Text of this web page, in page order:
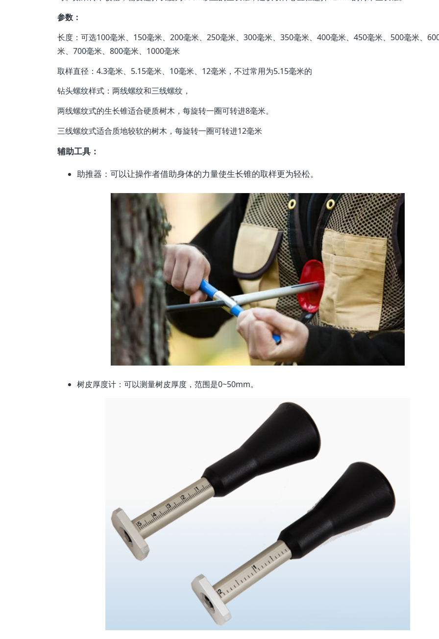
参数：
长度：可选100毫米、150毫米、200毫米、250毫米、300毫米、350毫米、400毫米、450毫米、500毫米、
米、700毫米、800毫米、1000毫米
取样直径：4.3毫米、5.15毫米、10毫米、12毫米，不过常用为5.15毫米的
钻头螺纹样式：两线螺纹和三线螺纹，
两线螺纹式的生长锥适合硬质树木，每旋转一圈可转进8毫米。
三线螺纹式适合质地较软的树木，每旋转一圈可转进12毫米
辅助工具：
助推器：可以让操作者借助身体的力量使生长锥的取样更为轻松。
树皮厚度计：可以测量树皮厚度，范围是0~50mm。